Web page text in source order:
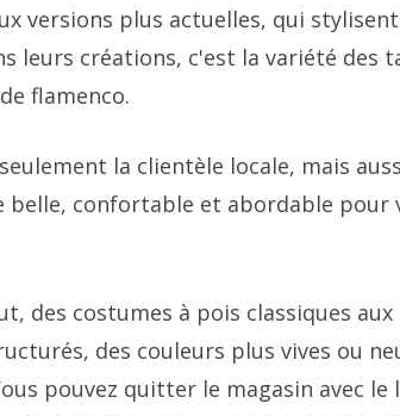
versions plus actuelles, qui
leurs créations, c'est la variété des
flamenco.
la clientèle locale, mais
confortable et abordable pour
des costumes à pois classiques
des couleurs plus vives ou
pouvez quitter le magasin avec le